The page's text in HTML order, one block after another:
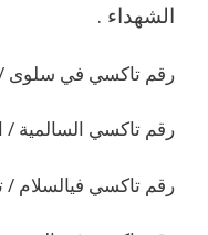
الشهداء .
رقم تاكسي في سلوى
رقم تاكسي السالمية /
رقم تاكسي فيالسلام